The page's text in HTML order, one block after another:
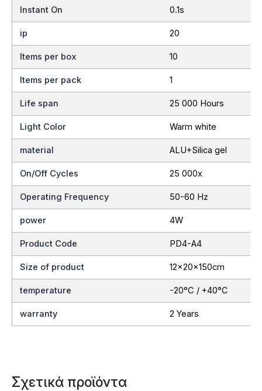
Instant On 0.1s
ip 20
Items per box 10
Items per pack 1
Life span 25 000 Hours
Light Color Warm white
material ALU+Silica gel
On/Off Cycles 25 000x
Operating Frequency 50-60 Hz
power 4W
Product Code PD4-A4
Size of product 12x20x150cm
temperature -20°C / +40°C
warranty 2 Years
Σχετικά προϊόντα